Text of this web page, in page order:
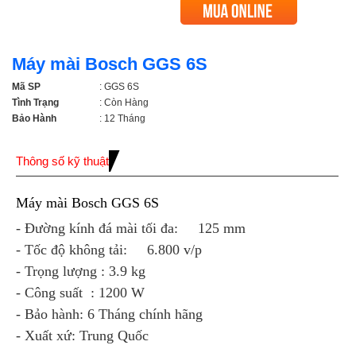
Máy mài Bosch GGS 6S
Mã SP
: GGS 6S
Tình Trạng
: Còn Hàng
Bảo Hành
: 12 Tháng
Thông số kỹ thuật
Máy mài Bosch GGS 6S
- Đường kính đá mài tối đa: 125 mm
- Tốc độ không tải: 6.800 v/p
- Trọng lượng : 3.9 kg
- Công suất : 1200 W
- Bảo hành: 6 Tháng chính hãng
- Xuất xứ: Trung Quốc